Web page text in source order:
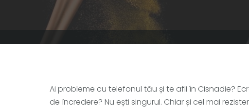
Ai probleme cu telefonul tău și te afli în Cisnadie?
de încredere? Nu ești singurul. Chiar și cel mai